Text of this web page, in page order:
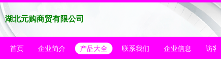
湖北元购商贸有限公司
首页 企业简介 产品大全 联系我们 企业信息 访客